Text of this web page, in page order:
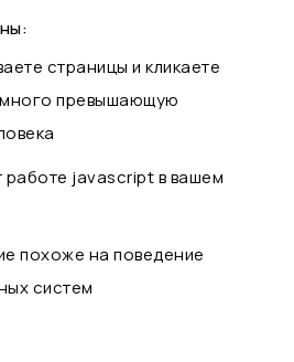
страницы и кликаете
превышающую
javascript в вашем
похоже на поведение
систем